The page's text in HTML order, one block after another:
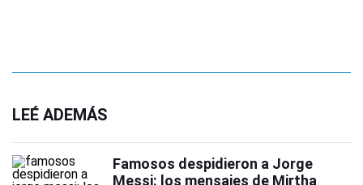
LEÉ ADEMÁS
Famosos despidieron a Jorge
Messi: los mensajes de Mirtha